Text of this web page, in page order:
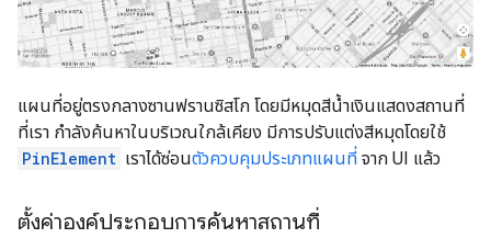
แผนที่อยู่ตรงกลางซานฟรานซิสโก โดยมีหมุดสีน้ำเงินแสดงสถานที่
ที่เรา กำลังค้นหาในบริเวณใกล้เคียง มีการปรับแต่งสีหมุดโดยใช้
PinElement เราได้ซ่อนตัวควบคุมประเภทแผนที่ จาก UI แล้ว
ตั้งค่าองค์ประกอบการค้นหาสถานที่